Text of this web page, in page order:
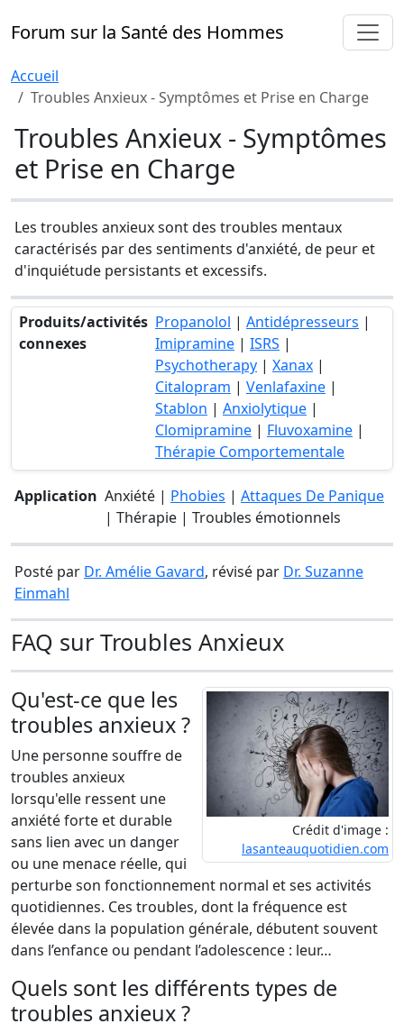
Forum sur la Santé des Hommes
Accueil
Troubles Anxieux - Symptômes et Prise en Charge
Troubles Anxieux - Symptômes
et Prise en Charge
Les troubles anxieux sont des troubles mentaux
caractérisés par des sentiments d'anxiété, de peur et
d'inquiétude persistants et excessifs.
Produits/activités
connexes
Propanolol | Antidépresseurs |
Imipramine | ISRS |
Psychotherapy | Xanax |
Citalopram | Venlafaxine |
Stablon | Anxiolytique |
Clomipramine | Fluvoxamine |
Thérapie Comportementale
Application Anxiété | Phobies | Attaques De Panique
| Thérapie | Troubles émotionnels
Posté par Dr. Amélie Gavard, révisé par Dr. Suzanne
Einmahl
FAQ sur Troubles Anxieux
Crédit d'image :
lasanteauquotidien.com
Qu'est-ce que les
troubles anxieux ?
Une personne souffre de
troubles anxieux
lorsqu'elle ressent une
anxiété forte et durable
sans lien avec un danger
ou une menace réelle, qui
perturbe son fonctionnement normal et ses activités
quotidiennes. Ces troubles, dont la fréquence est
élevée dans la population générale, débutent souvent
dans l’enfance ou pendant l’adolescence : leur…
Quels sont les différents types de
troubles anxieux ?